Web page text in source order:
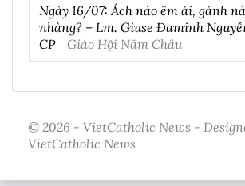
Ngày 16/07: Ách nào êm ái, gánh
nhàng? – Lm. Giuse Đaminh
CP
Giáo Hội Năm Châu
© 2026 - VietCatholic News -
VietCatholic News